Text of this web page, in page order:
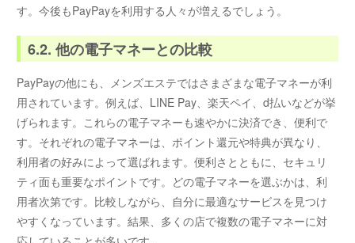
す。今後もPayPayを利用する人々が増えるでしょう。
6.2. 他の電子マネーとの比較
PayPayの他にも、メンズエステではさまざまな電子マネーが利
用されています。例えば、LINE Pay、楽天ペイ、d払いなどが挙
げられます。これらの電子マネーも速やかに決済でき、便利で
す。それぞれの電子マネーは、ポイント還元や特典が異なり、
利用者の好みによって選ばれます。便利さとともに、セキュリ
ティ面も重要なポイントです。どの電子マネーを選ぶかは、利
用者次第です。比較しながら、自分に最適なサービスを見つけ
やすくなっています。結果、多くの店で複数の電子マネーに対